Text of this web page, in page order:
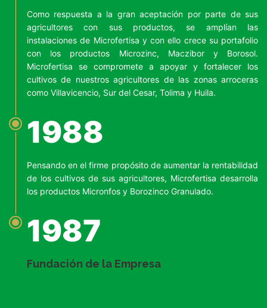
Como respuesta a la gran aceptación por parte de sus
agricultores con sus productos, se amplían las
instalaciones de Microfertisa y con ello crece su portafolio
con los productos Microzinc, Maczibor y Borosol.
Microfertisa se compromete a apoyar y fortalecer los
cultivos de nuestros agricultores de las zonas arroceras
como Villavicencio, Sur del Cesar, Tolima y Huila.
1988
Pensando en el firme propósito de aumentar la rentabilidad
de los cultivos de sus agricultores, Microfertisa desarrolla
los productos Micronfos y Borozinco Granulado.
1987
Fundación de la Empresa